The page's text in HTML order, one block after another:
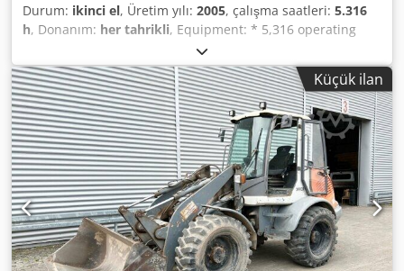
Durum: ikinci el, Üretim yılı: 2005, çalışma saatleri: 5.316
h, Donanım: her tahrikli, Equipment: * 5,316 operating
hours * Engine power: 53.5 kW * 20 km/h max speed
Dodpfxsx Rfbzo Akljck * Hydraulic connections * Additional
work lights * Rotating beacon * Quick coupler Other
information: * 1 previous owner * First delivered in
Germany * Year of manufacture: 2005 * Operating weight:
5,975 kg * Gross weight: 6,500 kg * Brake shows error
message Since 1972, your reliable partner for automobiles
and commercial vehicles in 28832 Achim near Bremer
Kreuz. NutzfahrzeugZentrum Behnke always offers around
200 vehicles from the categories of vans, commercial
vehicles, and construction machinery! We continuously
offer attractive financing options at special rates. If you are
Küçük ilan